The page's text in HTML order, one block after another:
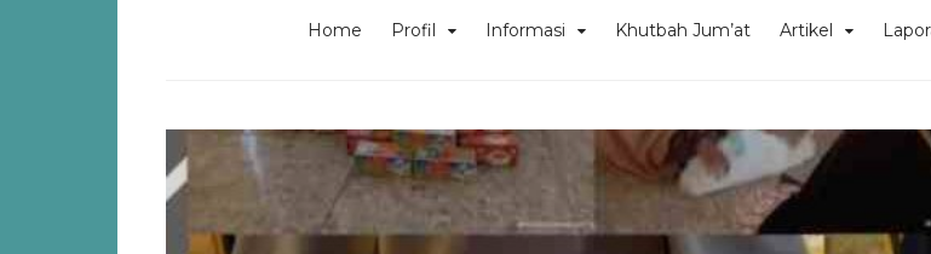
Home Profil Informasi Khutbah Jum’at Artikel